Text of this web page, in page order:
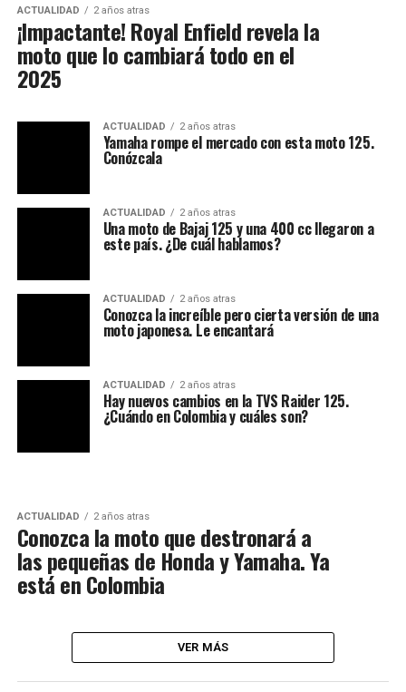
ACTUALIDAD 2 años atras
¡Impactante! Royal Enfield revela la
moto que lo cambiará todo en el
2025
ACTUALIDAD 2 años atras
Yamaha rompe el mercado con esta moto 125.
Conózcala
ACTUALIDAD 2 años atras
Una moto de Bajaj 125 y una 400 cc llegaron a
este país. ¿De cuál hablamos?
ACTUALIDAD 2 años atras
Conozca la increíble pero cierta versión de una
moto japonesa. Le encantará
ACTUALIDAD 2 años atras
Hay nuevos cambios en la TVS Raider 125.
¿Cuándo en Colombia y cuáles son?
ACTUALIDAD 2 años atras
Conozca la moto que destronará a
las pequeñas de Honda y Yamaha. Ya
está en Colombia
VER MÁS